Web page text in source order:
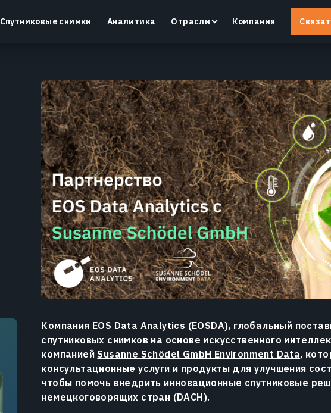
Crop Monitoring
Контроль состояния посевов и полевых условий с
помощью интеллектуальной платформы для
точного земледелия.
Узнать больше
EOS
детальной
Узнать
Спутниковые снимки Аналитика Отрасли Компания
Компания EOS Data Analytics (EOSDA), глобальный
спутниковых снимков на основе искусственного
компанией Susanne Schödel GmbH Environment Data,
консультационные услуги и продукты для улучшения
чтобы помочь внедрить инновационные спутниковые
немецкоговорящих стран (DACH).